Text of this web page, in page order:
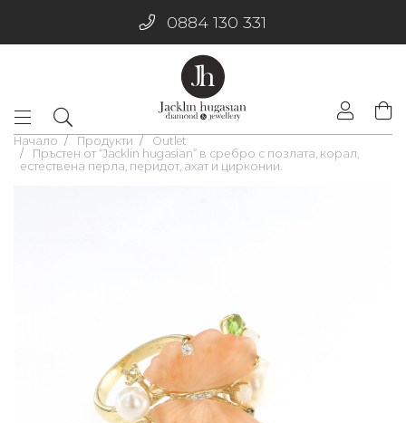
0884 130 331
Начало Продукти
Outlet
Пръстен от “Jacklin hugasian” в сребро с позлата, корал,
естествена перла, перидот, ахат и цирконии.